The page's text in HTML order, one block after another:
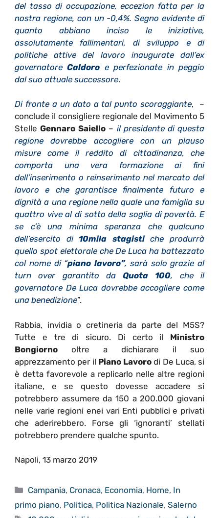
del tasso di occupazione, eccezion fatta per la
nostra regione, con un -0,4%. Segno evidente di
quanto abbiano inciso le iniziative,
assolutamente fallimentari, di sviluppo e di
politiche attive del lavoro inaugurate dall’ex
governatoreCaldoro e perfezionate in peggio
dal suo attuale successore.
Di fronte a un dato a tal punto scoraggiante, –
conclude il consigliere regionale del Movimento 5
StelleGennaro Saiello – il presidente di questa
regione dovrebbe accogliere con un plauso
misure come il reddito di cittadinanza, che
comporta una vera formazione ai fini
dell’inserimento o reinserimento nel mercato del
lavoro e che garantisce finalmente futuro e
dignità a una regione nella quale una famiglia su
quattro vive al di sotto della soglia di povertà. E
se c’è una minima speranza che qualcuno
dell’esercito di 10mila stagistiche produrrà
quello spot elettorale che De Luca ha battezzato
col nome di “piano lavoro”, sarà solo grazie al
turn over garantito daQuota 100, che il
governatore De Luca dovrebbe accogliere come
una benedizione”.
Rabbia, invidia o cretineria da parte del M5S?
Tutte e tre di sicuro. Di certo il Ministro
Bongiorno oltre a dichiarare il suo
apprezzamento per il Piano Lavoro di De Luca, si
è detta favorevole a replicarlo nelle altre regioni
italiane, e se questo dovesse accadere si
potrebbero assumere da 150 a 200.000 giovani
nelle varie regioni enei vari Enti pubblici e privati
che aderirebbero. Forse gli ‘ignoranti’ stellati
potrebbero prendere qualche spunto.
Napoli, 13 marzo 2019
Categorie
Campania, Cronaca, Economia, Home, In
primo piano, Politica, Politica Nazionale, Salerno